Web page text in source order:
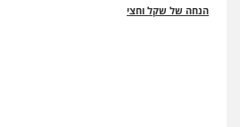
הנחה של שקל וחצי